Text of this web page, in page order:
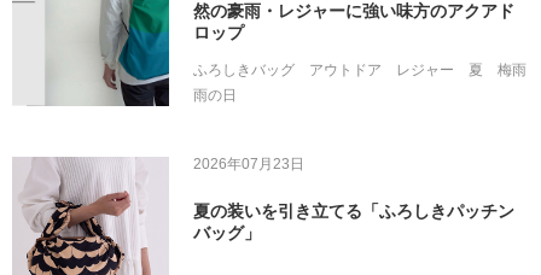
然の豪雨・レジャーに強い味方のアクアド
ロップ
ふろしきバッグ アウトドア レジャー 夏
梅雨
雨の日
2026年07月23日
夏の装いを引き立てる「ふろしきパッチン
バッグ」